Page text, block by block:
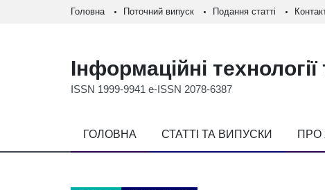
Головна Поточний випуск Подання статті
Інформаційні
ISSN 1999-9941 e-ISSN 2078-6387
ГОЛОВНА СТАТТІ ТА ВИПУСКИ ПРО